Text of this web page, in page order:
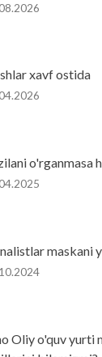
xavf ostida
o'rganmasa
maskani
Oliy o'quv yurti